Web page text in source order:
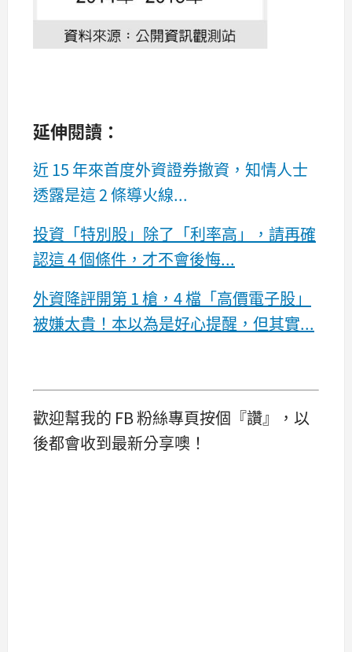
延伸閱讀：
近 15 年來首度外資證券撤資，知情人士
透露是這 2 條導火線...
投資「特別股」除了「利率高」，請再確
認這 4 個條件，才不會後悔...
外資降評開第 1 槍，4 檔「高價電子股」
被嫌太貴！本以為是好心提醒，但其實...
歡迎幫我的 FB 粉絲專頁按個『讚』，以
後都會收到最新分享噢！